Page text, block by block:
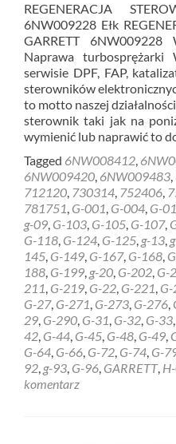
REGENERACJA
6NW009228 Ełk
GARRETT
Naprawa turbosprężarki
serwisie DPF, FAP,
sterowników
to motto naszej
sterownik taki jak na
wymienić lub naprawić to
Tagged 6NW008412,
6NW009420, 6NW009483,
712120, 730314, 752406,
781751, G-001, G-004, G-01
g-09, G-103, G-105, G-107,
G-118, G-124, G-125, g-13,
145, G-149, G-167, G-168,
188, G-199, g-20, G-202, G-
211, G-219, G-22, G-221,
G-27, G-271, G-273, G-276,
29, G-290, G-31, G-32, G-33,
42, G-44, G-45, G-48, G-49,
G-64, G-66, G-72, G-74, G-
92, g-93, G-96, GARRETT,
komentarz